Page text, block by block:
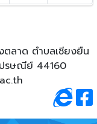
ลาด ตําบลเชียงยืน
ปรษณีย์ 44160